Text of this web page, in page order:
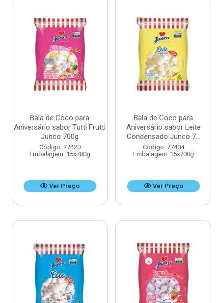
Bala de Coco para
Aniversário sabor Tutti Frutti
Junco 700g
Código: 77420
Embalagem: 15x700g
Ver Preço
Bala de Coco para
Aniversário sabor Leite
Condensado Junco 7...
Código: 77404
Embalagem: 15x700g
Ver Preço